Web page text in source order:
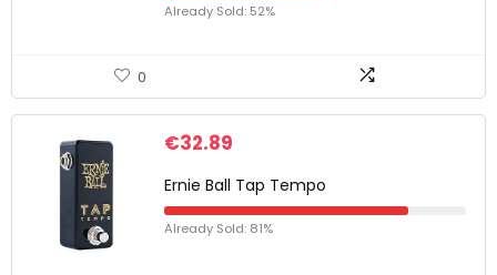
Already Sold: 52%
0
€32.89
Ernie Ball Tap Tempo
Already Sold: 81%